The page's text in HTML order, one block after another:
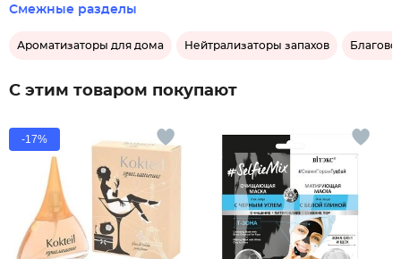
Смежные разделы
Ароматизаторы для дома Нейтрализаторы запахов
С этим товаром покупают
-17%